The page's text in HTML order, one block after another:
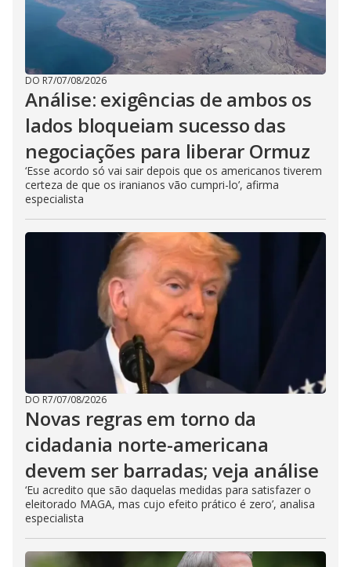
DO R7/07/08/2026
Análise: exigências de ambos os
lados bloqueiam sucesso das
negociações para liberar Ormuz
‘Esse acordo só vai sair depois que os americanos tiverem
certeza de que os iranianos vão cumpri-lo’, afirma
especialista
DO R7/07/08/2026
Novas regras em torno da
cidadania norte-americana
devem ser barradas; veja análise
‘Eu acredito que são daquelas medidas para satisfazer o
eleitorado MAGA, mas cujo efeito prático é zero’, analisa
especialista